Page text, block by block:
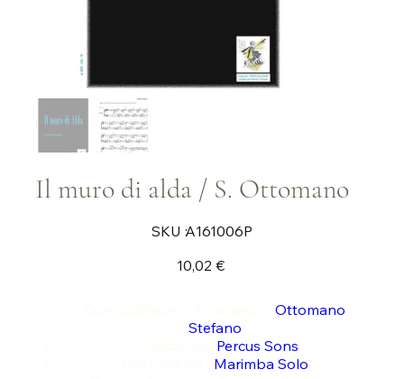
Il muro di alda / S. Ottomano
SKU :SKU
A161006P
A161006P
10,02 €
Ottomano
Stefano
Percus Sons
Marimba Solo